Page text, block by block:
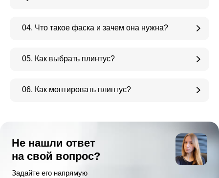
04. Что такое фаска и зачем она нужна?
05. Как выбрать плинтус?
06. Как монтировать плинтус?
Не нашли ответ
на свой вопрос?
Задайте его напрямую